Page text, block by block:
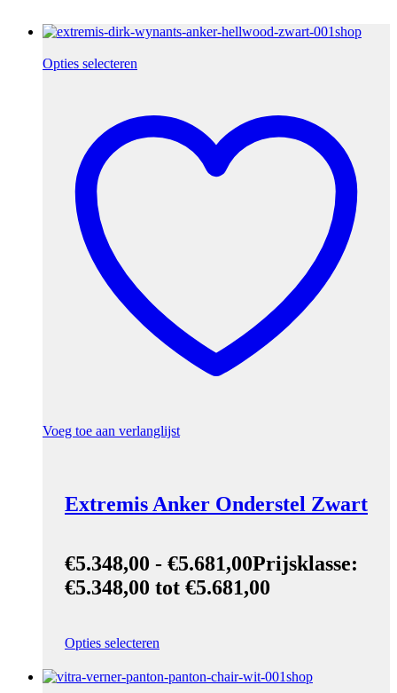
Opties selecteren
Voeg toe aan verlanglijst
Extremis Anker Onderstel Zwart
€5.348,00 - €5.681,00Prijsklasse:
€5.348,00 tot €5.681,00
Opties selecteren